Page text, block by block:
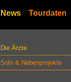
News Tourdaten
Die Ärzte
Solo & Nebenprojekte